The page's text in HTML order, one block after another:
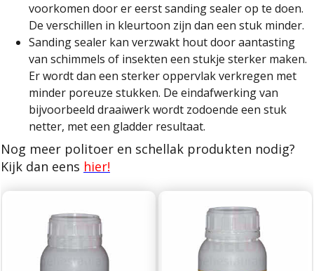
voorkomen door er eerst sanding sealer op te doen.
De verschillen in kleurtoon zijn dan een stuk minder.
Sanding sealer kan verzwakt hout door aantasting
van schimmels of insekten een stukje sterker maken.
Er wordt dan een sterker oppervlak verkregen met
minder poreuze stukken. De eindafwerking van
bijvoorbeeld draaiwerk wordt zodoende een stuk
netter, met een gladder resultaat.
Nog meer politoer en schellak produkten nodig?
Kijk dan eens hier!